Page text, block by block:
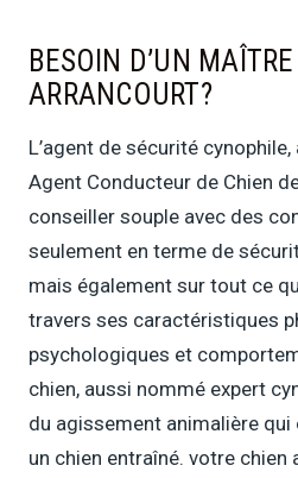
BESOIN D’UN
ARRANCOURT?
L’agent de sécurité
Agent Conducteur de Chien
conseiller souple avec des
seulement en terme de
mais également sur tout ce
travers ses caractéristiques
psychologiques et
chien, aussi nommé expert
du agissement animalière
un chien entraîné. votre chien